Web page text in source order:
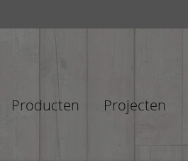
Producten Projecten